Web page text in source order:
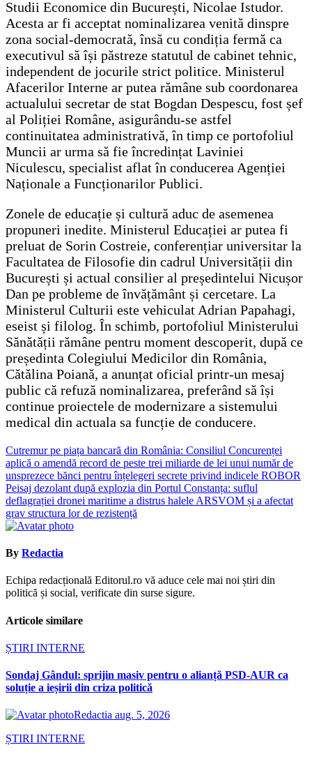
Studii Economice din București, Nicolae Istudor.
Acesta ar fi acceptat nominalizarea venită dinspre
zona social-democrată, însă cu condiția fermă ca
executivul să își păstreze statutul de cabinet tehnic,
independent de jocurile strict politice. Ministerul
Afacerilor Interne ar putea rămâne sub coordonarea
actualului secretar de stat Bogdan Despescu, fost șef
al Poliției Române, asigurându-se astfel
continuitatea administrativă, în timp ce portofoliul
Muncii ar urma să fie încredințat Laviniei
Niculescu, specialist aflat în conducerea Agenției
Naționale a Funcționarilor Publici.
Zonele de educație și cultură aduc de asemenea
propuneri inedite. Ministerul Educației ar putea fi
preluat de Sorin Costreie, conferențiar universitar la
Facultatea de Filosofie din cadrul Universității din
București și actual consilier al președintelui Nicușor
Dan pe probleme de învățământ și cercetare. La
Ministerul Culturii este vehiculat Adrian Papahagi,
eseist și filolog. În schimb, portofoliul Ministerului
Sănătății rămâne pentru moment descoperit, după ce
președinta Colegiului Medicilor din România,
Cătălina Poiană, a anunțat oficial printr-un mesaj
public că refuză nominalizarea, preferând să își
continue proiectele de modernizare a sistemului
medical din actuala sa funcție de conducere.
Navigare
în
articole
Cutremur pe piața bancară din România: Consiliul Concurenței
aplică o amendă record de peste trei miliarde de lei unui număr de
unsprezece bănci pentru înțelegeri secrete privind indicele ROBOR
Peisaj dezolant după explozia din Portul Constanța: suflul
deflagrației dronei maritime a distrus halele ARSVOM și a afectat
grav structura lor de rezistență
By Redactia
Echipa redacțională Editorul.ro vă aduce cele mai noi știri din
politică și social, verificate din surse sigure.
Articole similare
ȘTIRI INTERNE
Sondaj Gândul: sprijin masiv pentru o alianță PSD-AUR ca
soluție a ieșirii din criza politică
Redactia aug. 5, 2026
ȘTIRI INTERNE